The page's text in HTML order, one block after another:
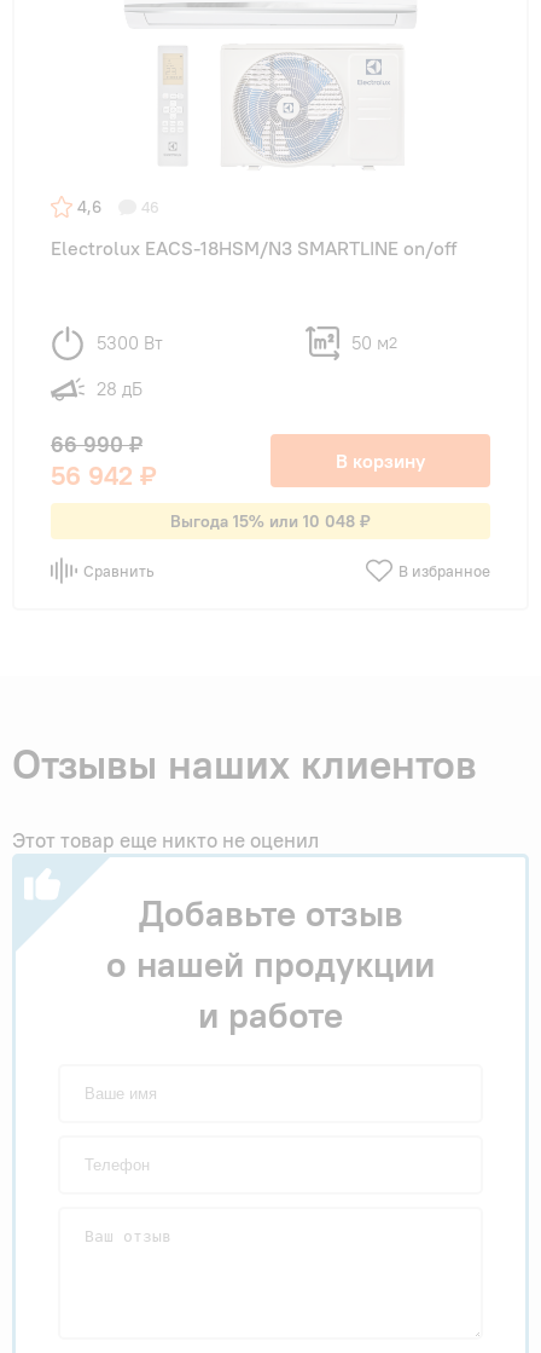
4,6 46
Electrolux EACS-18HSM/N3 SMARTLINE on/off
5300 Вт 50 м2
28 дБ
66 990 ₽
56 942 ₽ В корзину
Выгода 15% или 10 048 ₽
Сравнить В избранное
Отзывы наших клиентов
Этот товар еще никто не оценил
Добавьте отзыв
о нашей продукции
и работе